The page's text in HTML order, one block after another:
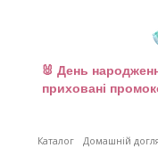
🐰 День
приховані
Каталог Домашній